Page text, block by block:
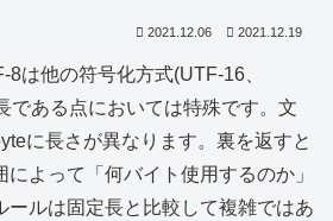
2021.12.06 2021.12.19
は他の符号化方式(UTF-16、
である点においては特殊です。文
に長さが異なります。裏を返すと
よって「何バイト使用するのか」
ールは固定長と比較して複雑ではあ